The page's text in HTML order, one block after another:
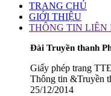
TRANG CHỦ
GIỚI THIỆU
THÔNG TIN LIÊN
Đài Truyền thanh
Giấy phép trang
Thông tin &Truyền
25/12/2014